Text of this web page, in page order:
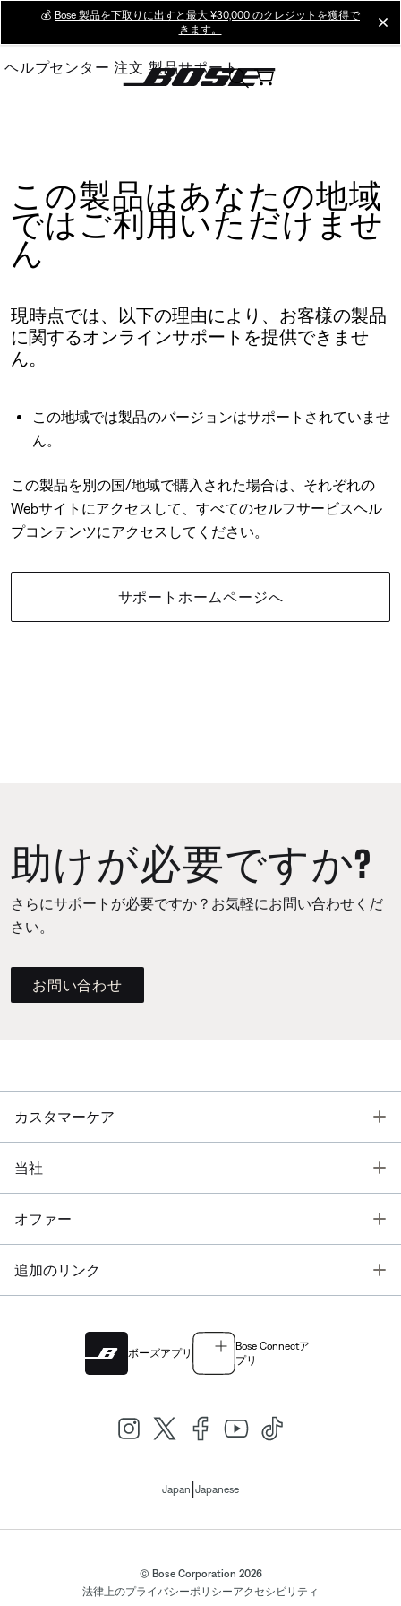
Main
💰 Bose 製品を下取りに出すと最大 ¥30,000 のクレジットを獲得で
きます。
ヘルプセンター 注文 製品サポート
この製品はあなたの地域
ではご利用いただけませ
ん
現時点では、以下の理由により、お客様の製品
に関するオンラインサポートを提供できませ
ん。
この地域では製品のバージョンはサポートされていませ
ん。
この製品を別の国/地域で購入された場合は、それぞれの
Webサイトにアクセスして、すべてのセルフサービスヘル
プコンテンツにアクセスしてください。
サポートホームページへ
助けが必要ですか?
さらにサポートが必要ですか？お気軽にお問い合わせくだ
さい。
お問い合わせ
カスタマーケア
当社
オファー
追加のリンク
ボーズアプリ
Bose Connectア
プリ
Japan Japanese
© Bose Corporation 2026
法律上のプライバシーポリシーアクセシビリティ